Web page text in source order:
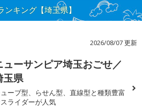
キング【埼玉県】
2026/08/07 更新
ューサンピア埼玉おごせ／
玉県
ーブ型、らせん型、直線型と種類豊富
ライダーが人気